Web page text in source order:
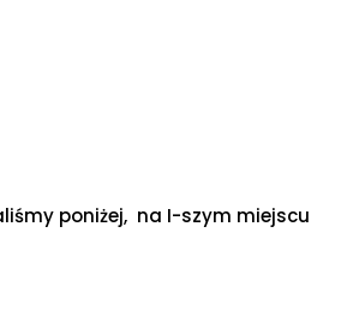
poniżej, na I-szym miejscu